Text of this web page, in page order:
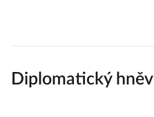
Diplomatický hněv